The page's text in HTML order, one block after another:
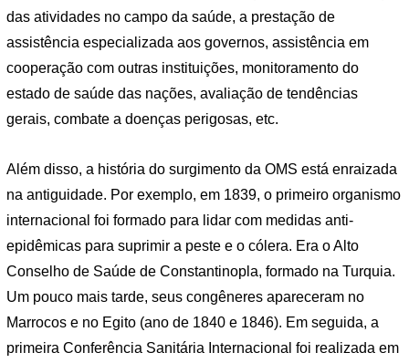
das atividades no campo da saúde, a prestação de
assistência especializada aos governos, assistência em
cooperação com outras instituições, monitoramento do
estado de saúde das nações, avaliação de tendências
gerais, combate a doenças perigosas, etc.
Além disso, a história do surgimento da OMS está enraizada
na antiguidade. Por exemplo, em 1839, o primeiro organismo
internacional foi formado para lidar com medidas anti-
epidêmicas para suprimir a peste e o cólera. Era o Alto
Conselho de Saúde de Constantinopla, formado na Turquia.
Um pouco mais tarde, seus congêneres apareceram no
Marrocos e no Egito (ano de 1840 e 1846). Em seguida, a
primeira Conferência Sanitária Internacional foi realizada em